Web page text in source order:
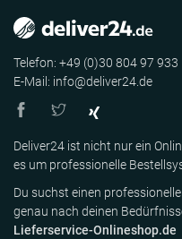
Telefon: +49 (0)30 804 97 933
E-Mail: info@deliver24.de
Deliver24 ist nicht nur ein
es um professionelle
Du suchst einen
genau nach deinen
Lieferservice-Onlineshop.de